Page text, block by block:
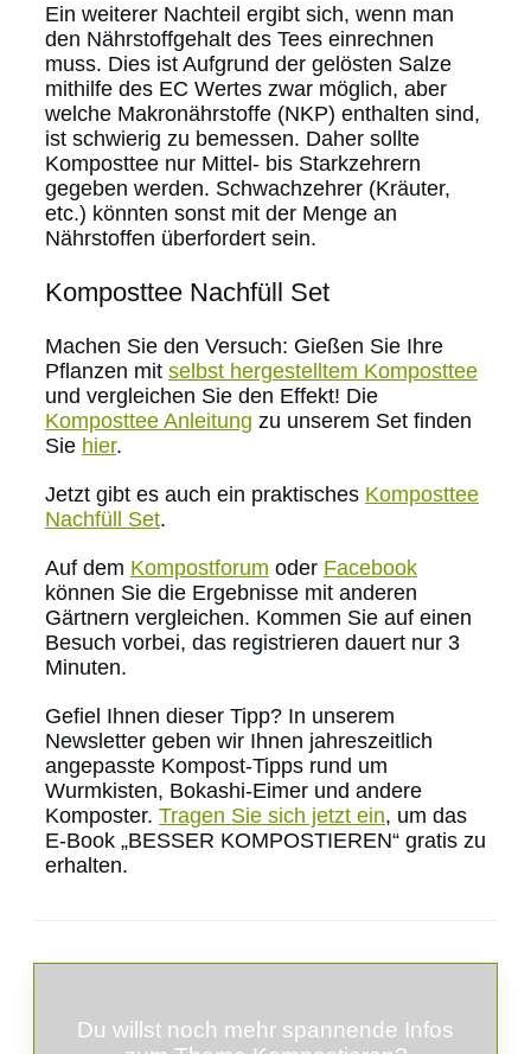
Ein weiterer Nachteil ergibt sich, wenn man
den Nährstoffgehalt des Tees einrechnen
muss. Dies ist Aufgrund der gelösten Salze
mithilfe des EC Wertes zwar möglich, aber
welche Makronährstoffe (NKP) enthalten sind,
ist schwierig zu bemessen. Daher sollte
Komposttee nur Mittel- bis Starkzehrern
gegeben werden. Schwachzehrer (Kräuter,
etc.) könnten sonst mit der Menge an
Nährstoffen überfordert sein.
Komposttee Nachfüll Set
Machen Sie den Versuch: Gießen Sie Ihre
Pflanzen mit selbst hergestelltem Komposttee
und vergleichen Sie den Effekt! Die
Komposttee Anleitung zu unserem Set finden
Sie hier.
Jetzt gibt es auch ein praktisches Komposttee
Nachfüll Set.
Auf dem Kompostforum oder Facebook
können Sie die Ergebnisse mit anderen
Gärtnern vergleichen. Kommen Sie auf einen
Besuch vorbei, das registrieren dauert nur 3
Minuten.
Gefiel Ihnen dieser Tipp? In unserem
Newsletter geben wir Ihnen jahreszeitlich
angepasste Kompost-Tipps rund um
Wurmkisten, Bokashi-Eimer und andere
Komposter. Tragen Sie sich jetzt ein, um das
E-Book „BESSER KOMPOSTIEREN“ gratis zu
erhalten.
Du willst noch mehr spannende Infos